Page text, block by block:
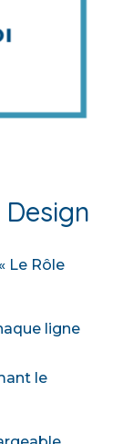
Le Rôle
ligne
le